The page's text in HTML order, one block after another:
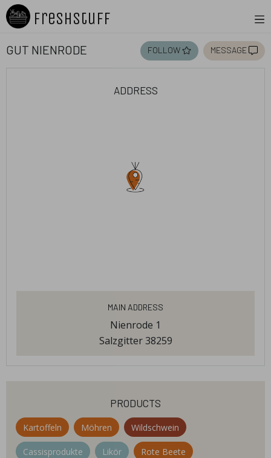
Freshstuff
Gut Nienrode follow message
address
Main Address
Nienrode 1
Salzgitter 38259
products
Kartoffeln Möhren Wildschwein
Cassisprodukte Likör Rote Beete